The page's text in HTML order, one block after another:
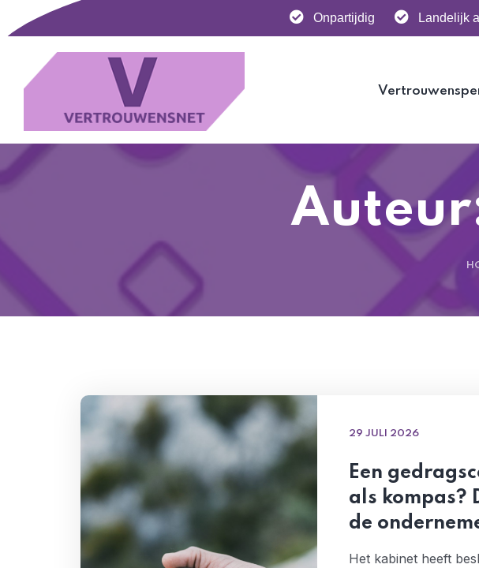
Onpartijdig Landelijk
29 JULI 2026
Een
als kompas?
de
Het kabinet heeft